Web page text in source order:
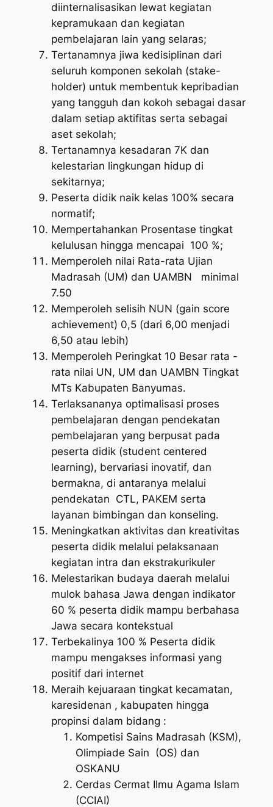
diinternalisasikan lewat kegiatan
kepramukaan dan kegiatan
pembelajaran lain yang selaras;
Tertanamnya jiwa kedisiplinan dari
seluruh komponen sekolah (stake-
holder) untuk membentuk kepribadian
yang tangguh dan kokoh sebagai dasar
dalam setiap aktifitas serta sebagai
aset sekolah;
Tertanamnya kesadaran 7K dan
kelestarian lingkungan hidup di
sekitarnya;
Peserta didik naik kelas 100% secara
normatif;
Mempertahankan Prosentase tingkat
kelulusan hingga mencapai 100 %;
Memperoleh nilai Rata-rata Ujian
Madrasah (UM) dan UAMBN minimal
7.50
Memperoleh selisih NUN (gain score
achievement) 0,5 (dari 6,00 menjadi
6,50 atau lebih)
Memperoleh Peringkat 10 Besar rata -
rata nilai UN, UM dan UAMBN Tingkat
MTs Kabupaten Banyumas.
Terlaksananya optimalisasi proses
pembelajaran dengan pendekatan
pembelajaran yang berpusat pada
peserta didik (student centered
learning), bervariasi inovatif, dan
bermakna, di antaranya melalui
pendekatan CTL, PAKEM serta
layanan bimbingan dan konseling.
Meningkatkan aktivitas dan kreativitas
peserta didik melalui pelaksanaan
kegiatan intra dan ekstrakurikuler
Melestarikan budaya daerah melalui
mulok bahasa Jawa dengan indikator
60 % peserta didik mampu berbahasa
Jawa secara kontekstual
Terbekalinya 100 % Peserta didik
mampu mengakses informasi yang
positif dari internet
Meraih kejuaraan tingkat kecamatan,
karesidenan , kabupaten hingga
propinsi dalam bidang :
Kompetisi Sains Madrasah (KSM),
Olimpiade Sain (OS) dan
OSKANU
Cerdas Cermat Ilmu Agama Islam
(CCIAI)